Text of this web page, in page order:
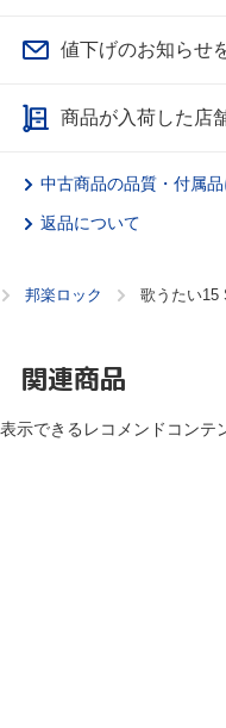
値下げのお知らせ
商品が入荷した店
中古商品の品質・付属
返品について
邦楽ロック 歌うたい15
関連商品
表示できるレコメンドコンテ